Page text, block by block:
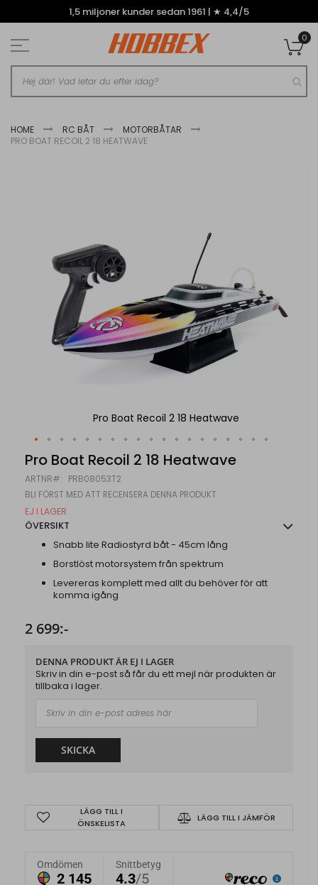
Hoppa
1,5 miljoner kunder sedan 1961 | ★ 4,4/5
0
HOME RC BÅT
MOTORBÅTAR
PRO BOAT RECOIL 2 18 HEATWAVE
Pro Boat Recoil 2 18 Heatwave
Hoppa
till
början
av
Pro Boat Recoil 2 18 Heatwave
ARTNR PRB08053T2
BLI FÖRST MED ATT RECENSERA DENNA PRODUKT
EJ I LAGER
ÖVERSIKT
Snabb lite Radiostyrd båt - 45cm lång
Borstlöst motorsystem från spektrum
Levereras komplett med allt du behöver för att
komma igång
2 699:-
DENNA PRODUKT ÄR EJ I LAGER
Skriv in din e-post så får du ett mejl när produkten är
tillbaka i lager.
SKICKA
LÄGG TILL I
ÖNSKELISTA
LÄGG TILL I JÄMFÖR